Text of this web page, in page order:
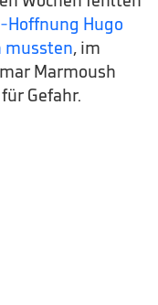
Hoffnung Hugo
mussten, im
Marmoush
Gefahr.